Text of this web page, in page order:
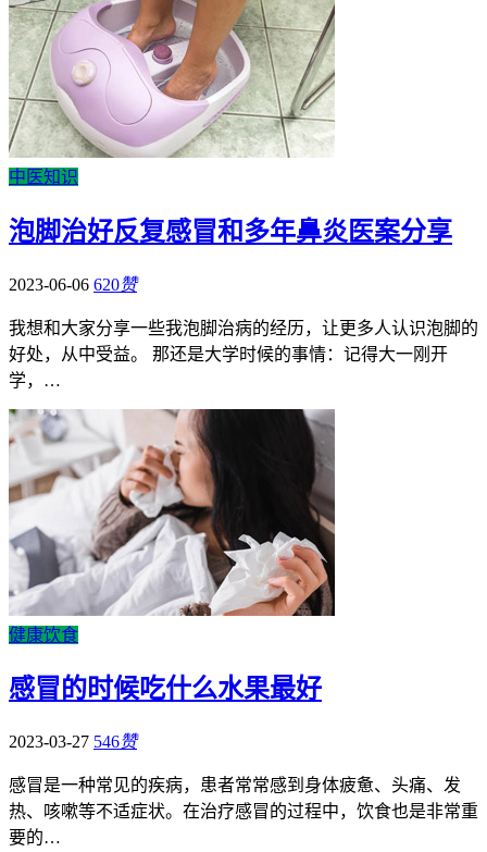
中医知识
泡脚治好反复感冒和多年鼻炎医案分享
2023-06-06 620赞
我想和大家分享一些我泡脚治病的经历，让更多人认识泡脚的
好处，从中受益。 那还是大学时候的事情：记得大一刚开
学，…
健康饮食
感冒的时候吃什么水果最好
2023-03-27 546赞
感冒是一种常见的疾病，患者常常感到身体疲惫、头痛、发
热、咳嗽等不适症状。在治疗感冒的过程中，饮食也是非常重
要的…